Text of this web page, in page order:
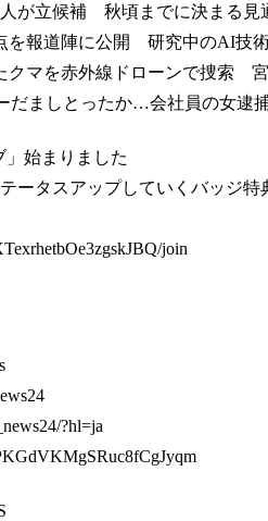
が立候補 秋頃までに決まる見
を報道陣に公開 研究中のAI技
マを赤外線ドローンで捜索
だましとったか…会社員の女
始まりました
ータスアップしていくバッジ
join
?hl=ja